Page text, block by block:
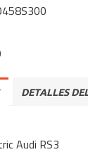
DETALLES
Audi RS3